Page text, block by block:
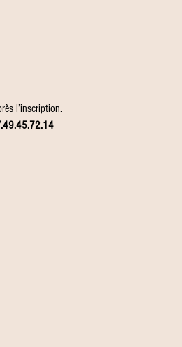
l’inscription.